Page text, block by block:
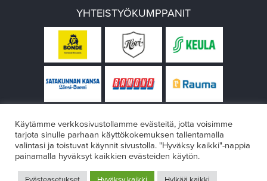
YHTEISTYÖKUMPPANIT
Käytämme verkkosivustollamme evästeitä, jotta voisimme
tarjota sinulle parhaan käyttökokemuksen tallentamalla
valintasi ja toistuvat käynnit sivustolla. "Hyväksy kaikki"-nappia
painamalla hyväksyt kaikkien evästeiden käytön.